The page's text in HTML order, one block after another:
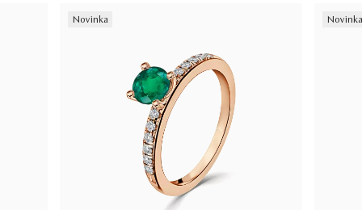
Novinka Novinka